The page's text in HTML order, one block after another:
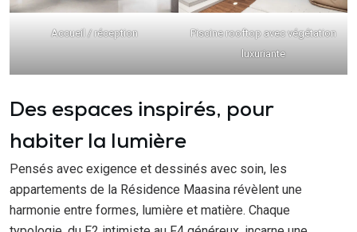
Accueil / réception
Piscine rooftop avec végétation
luxuriante
Des espaces inspirés, pour
habiter la lumière
Pensés avec exigence et dessinés avec soin, les
appartements de la Résidence Maasina révèlent une
harmonie entre formes, lumière et matière. Chaque